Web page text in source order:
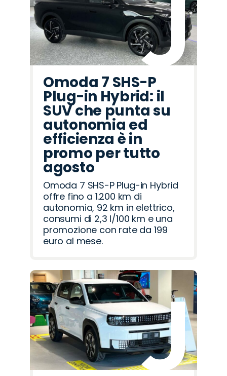
Omoda 7 SHS-P
Plug-in Hybrid: il
SUV che punta su
autonomia ed
efficienza è in
promo per tutto
agosto
Omoda 7 SHS-P Plug-in Hybrid
offre fino a 1.200 km di
autonomia, 92 km in elettrico,
consumi di 2,3 l/100 km e una
promozione con rate da 199
euro al mese.